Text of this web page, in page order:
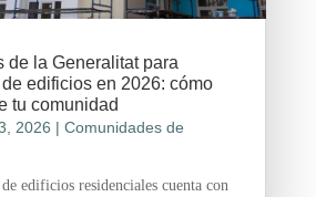
de la Generalitat para
edificios en 2026: cómo
tu comunidad
2026 | Comunidades de
edificios residenciales cuenta con